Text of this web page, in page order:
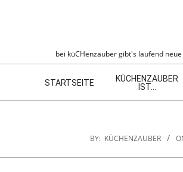
bei küCHenzauber gibt's laufend
Menu
STARTSEITE
KÜCHENZAUBER
IST…
BY: KÜCHENZAUBER